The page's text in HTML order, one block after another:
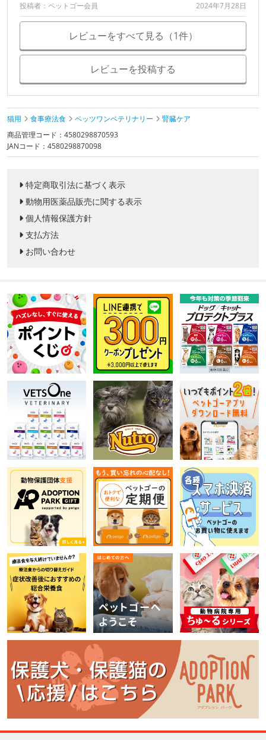
投稿者：ペットゴー会員 2024年7月28日
レビューをすべて見る（1件）
レビューを投稿する
猫用 食事療法食 ベッツワンベテリナリー
腎臓ケア
商品管理コード：4580298870593
JANコード：4580298870098
特定商取引法に基づく表示
動物用医薬品販売に関する表示
個人情報保護方針
支払方法
お問い合わせ